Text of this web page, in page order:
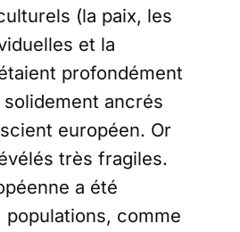
(la paix, les
et la
profondément
ancrés
européen. Or
très fragiles.
a été
comme